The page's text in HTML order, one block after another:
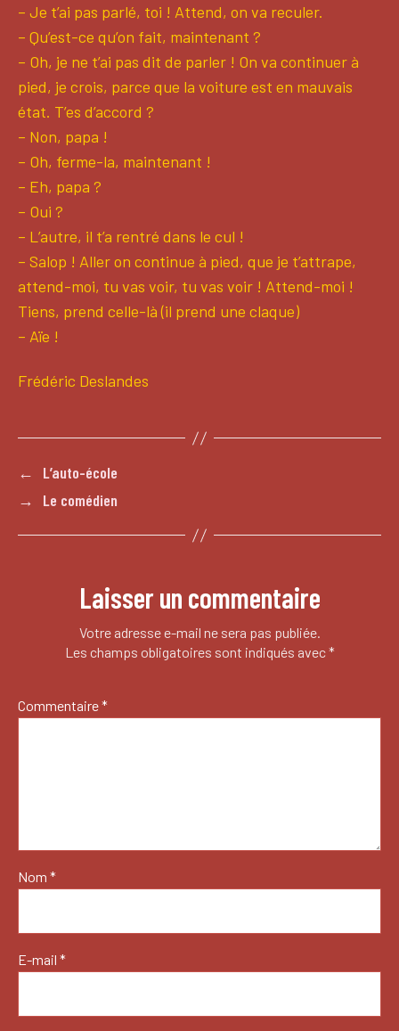
– Je t’ai pas parlé, toi ! Attend, on va reculer.
– Qu’est-ce qu’on fait, maintenant ?
– Oh, je ne t’ai pas dit de parler ! On va continuer à
pied, je crois, parce que la voiture est en mauvais
état. T’es d’accord ?
– Non, papa !
– Oh, ferme-la, maintenant !
– Eh, papa ?
– Oui ?
– L’autre, il t’a rentré dans le cul !
– Salop ! Aller on continue à pied, que je t’attrape,
attend-moi, tu vas voir, tu vas voir ! Attend-moi !
Tiens, prend celle-là (il prend une claque)
– Aïe !
Frédéric Deslandes
←
L’auto-école
→
Le comédien
Laisser un commentaire
Votre adresse e-mail ne sera pas publiée.
Les champs obligatoires sont indiqués avec*
Commentaire*
Nom *
E-mail *